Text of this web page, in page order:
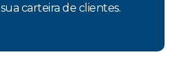
carteira de clientes.